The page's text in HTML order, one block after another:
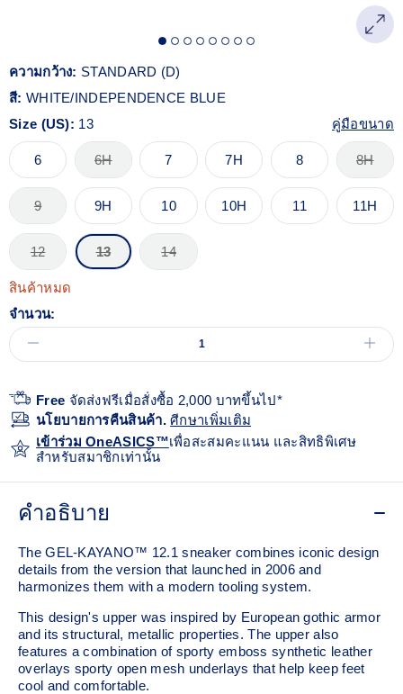
ความกว้าง: STANDARD (D)
สี: WHITE/INDEPENDENCE BLUE
Size (US): 13 คู่มือขนาด
6 6H 7 7H 8 8H
9 9H 10 10H 11 11H
12 13 14
สินค้าหมด
จำนวน:
Free จัดส่งฟรีเมื่อสั่งซื้อ 2,000 บาทขึ้นไป*
นโยบายการคืนสินค้า.ศีกษาเพิ่มเติม
เข้าร่วม OneASICS™เพื่อสะสมคะแนน และสิทธิพิเศษ
สำหรับสมาชิกเท่านั้น
คำอธิบาย
The GEL-KAYANO™ 12.1 sneaker combines iconic design
details from the version that launched in 2006 and
harmonizes them with a modern tooling system.
This design's upper was inspired by European gothic armor
and its structural, metallic properties. The upper also
features a combination of sporty emboss synthetic leather
overlays sporty open mesh underlays that help keep feet
cool and comfortable.